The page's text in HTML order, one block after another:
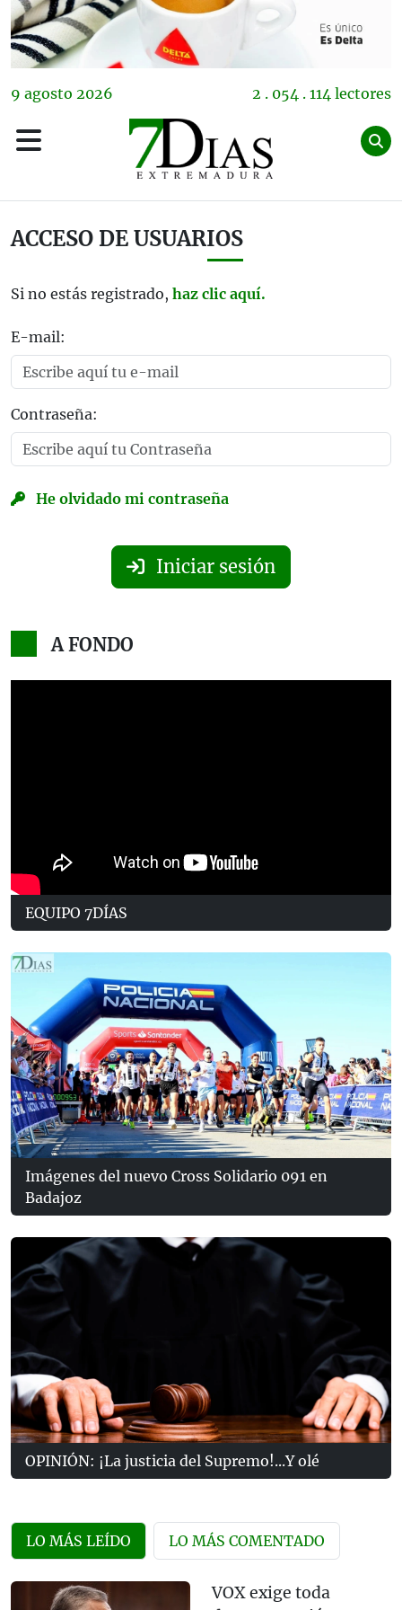
9 agosto 2026 2 . 054 . 114 lectores
ACCESO DE USUARIOS
Si no estás registrado, haz clic aquí.
E-mail:
Contraseña:
He olvidado mi contraseña
Iniciar sesión
A FONDO
EQUIPO 7DÍAS
Imágenes del nuevo Cross Solidario 091 en
Badajoz
OPINIÓN: ¡La justicia del Supremo!...Y olé
LO MÁS LEÍDO LO MÁS COMENTADO
VOX exige toda